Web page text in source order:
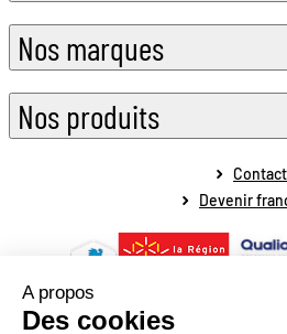
Nos marques
Nos produits
Contact
Devenir